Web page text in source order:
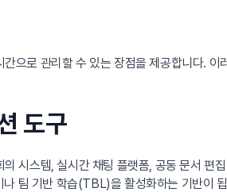
으로 관리할 수 있는 장점을 제공합니다. 이
도구
시스템, 실시간 채팅 플랫폼, 공동 문서 편
팀 기반 학습(TBL)을 활성화하는 기반이